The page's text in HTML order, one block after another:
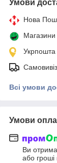
Умови
Нова
Укрпошта
Самовивіз
Всі умови
Умови
Ви
або гроші